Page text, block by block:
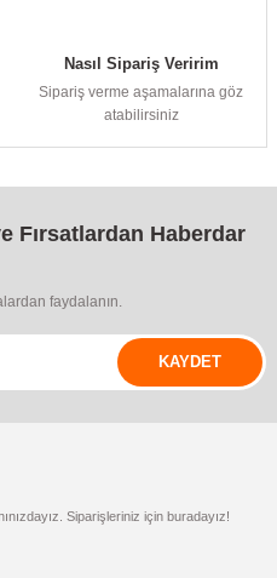
Nasıl Sipariş Veririm
Sipariş verme aşamalarına göz
atabilirsiniz
Fırsatlardan Haberdar
faydalanın.
KAYDET
Siparişleriniz için buradayız!